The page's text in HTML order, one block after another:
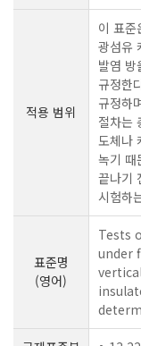
적용 범위
이 표
광섬유
발염
규정한
규정하
절차는
도체나
녹기 때
끝나기
시험하
표준명
(영어)
Tests
under